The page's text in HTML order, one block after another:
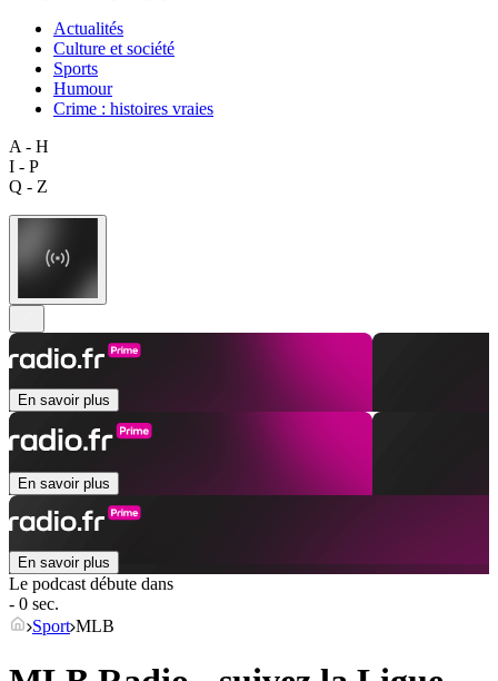
Actualités
Culture et société
Sports
Humour
Crime : histoires vraies
A - H
I - P
Q - Z
En savoir plus
En savoir plus
En savoir plus
Le podcast débute dans
- 0 sec.
Sport MLB